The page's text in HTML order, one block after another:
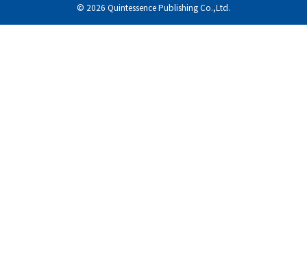
© 2026 Quintessence Publishing Co.,Ltd.